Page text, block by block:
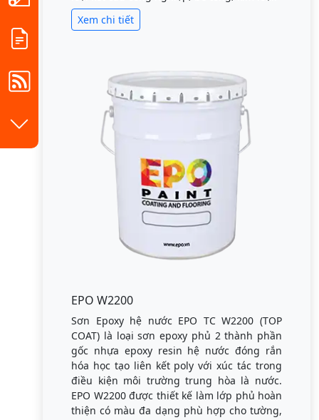
Xem chi tiết
EPO W2200
Sơn Epoxy hệ nước EPO TC W2200 (TOP
COAT) là loại sơn epoxy phủ 2 thành phần
gốc nhựa epoxy resin hệ nước đóng rắn
hóa học tạo liên kết poly với xúc tác trong
điều kiện môi trường trung hòa là nước.
EPO W2200 được thiết kế làm lớp phủ hoàn
thiện có màu đa dạng phù hợp cho tường,